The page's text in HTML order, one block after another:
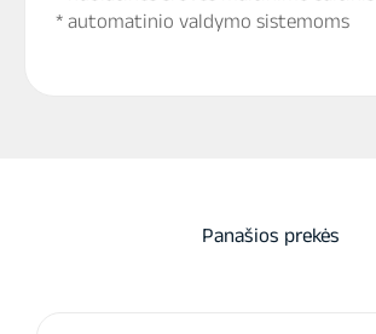
* automatinio valdymo sistemoms
Panašios prekės